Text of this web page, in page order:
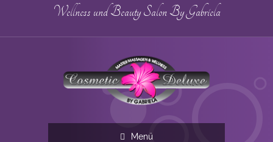
Wellness und Beauty Salon By Gabriela
Menü